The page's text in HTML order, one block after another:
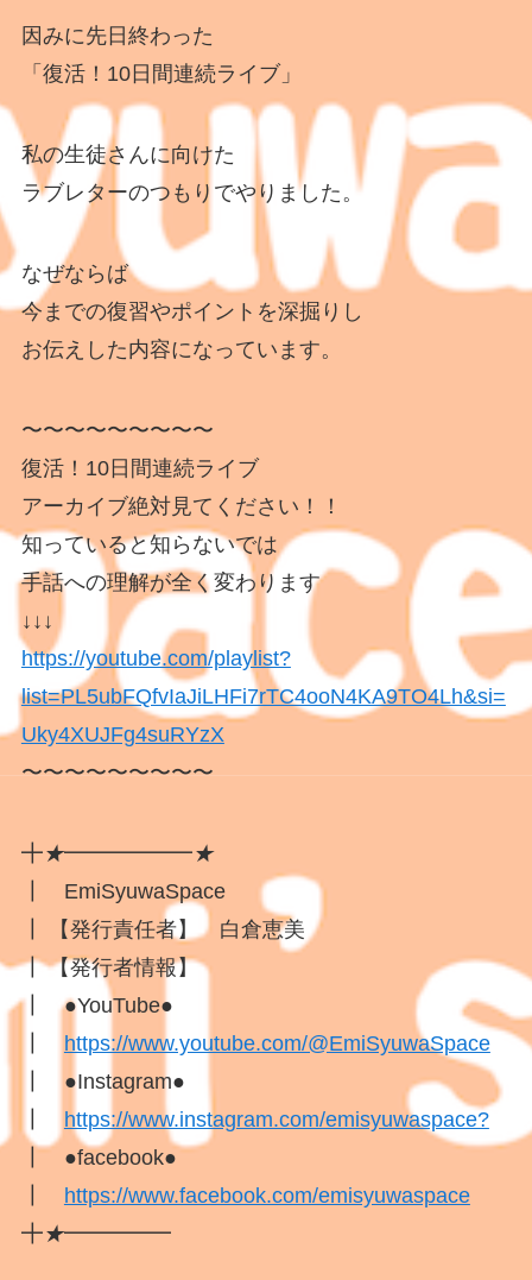
因みに先日終わった
「復活！10日間連続ライブ」
私の生徒さんに向けた
ラブレターのつもりでやりました。
なぜならば
今までの復習やポイントを深掘りし
お伝えした内容になっています。
〜〜〜〜〜〜〜〜〜
復活！10日間連続ライブ
アーカイブ絶対見てください！！
知っていると知らないでは
手話への理解が全く変わります
↓↓↓
https://youtube.com/playlist?
list=PL5ubFQfvIaJiLHFi7rTC4ooN4KA9TO4Lh&si=
Uky4XUJFg4suRYzX
〜〜〜〜〜〜〜〜〜
╋★━━━━━━★
┃ EmiSyuwaSpace
┃ 【発行責任者】 白倉恵美
┃ 【発行者情報】
┃ ●YouTube●
https://www.youtube.com/@EmiSyuwaSpace
┃ ●Instagram●
https://www.instagram.com/emisyuwaspace?
┃ ●facebook●
https://www.facebook.com/emisyuwaspace
╋★━━━━━